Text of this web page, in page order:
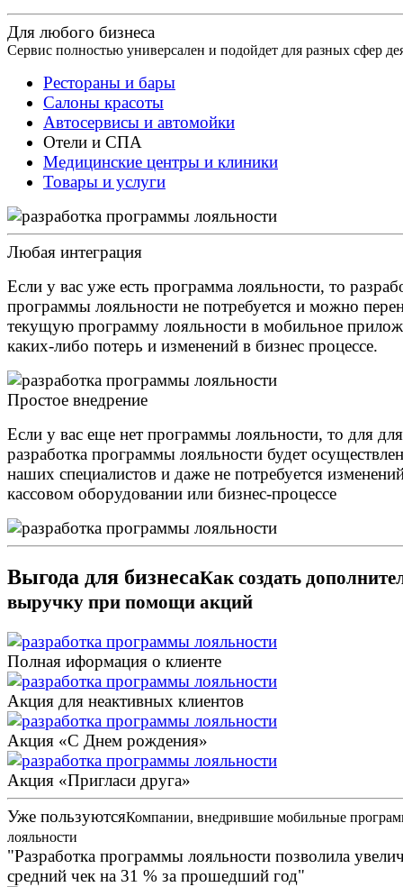
Для любого бизнеса
Сервис полностью универсален и подойдет для разных сфер
Рестораны и бары
Салоны красоты
Автосервисы и автомойки
Отели и СПА
Медицинские центры и клиники
Товары и услуги
Любая интеграция
Если у вас уже есть программа лояльности, то
программы лояльности не потребуется и можно
текущую программу лояльности в мобильное
каких-либо потерь и изменений в бизнес процессе.
Простое внедрение
Если у вас еще нет программы лояльности, то для для
разработка программы лояльности будет
наших специалистов и даже не потребуется
кассовом оборудовании или бизнес-процессе
Выгода для бизнесаКак создать
выручку при помощи акций
Полная иформация о клиенте
Акция для неактивных клиентов
Акция «С Днем рождения»
Акция «Пригласи друга»
Уже пользуютсяКомпании, внедрившие мобильные
лояльности
Разработка программы лояльности позволила
средний чек на 31 % за прошедший год